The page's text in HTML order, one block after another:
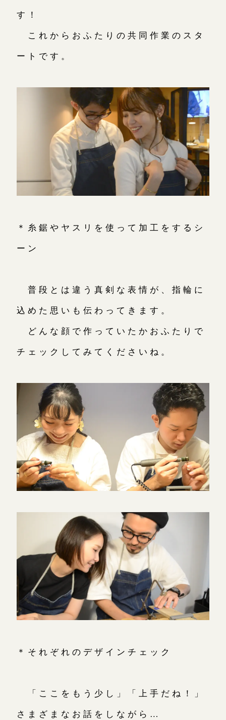
す！
これからおふたりの共同作業のスタ
ートです。
＊糸鋸やヤスリを使って加工をするシ
ーン
普段とは違う真剣な表情が、指輪に
込めた思いも伝わってきます。
どんな顔で作っていたかおふたりで
チェックしてみてくださいね。
＊それぞれのデザインチェック
「ここをもう少し」「上手だね！」
さまざまなお話をしながら…